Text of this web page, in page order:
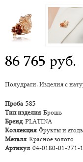
86 765 руб.
Полудраги. Изделия с
Проба 585
Тип изделия Брошь
Бренд PLATINA
Коллекция Фрукты и
Металл Красное золото
Артикул 04-0180-01-271-